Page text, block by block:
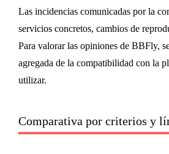
Las incidencias comunicadas por la
servicios concretos, cambios de
Para valorar las opiniones de BBFly,
agregada de la compatibilidad con la
utilizar.
Comparativa por criterios y